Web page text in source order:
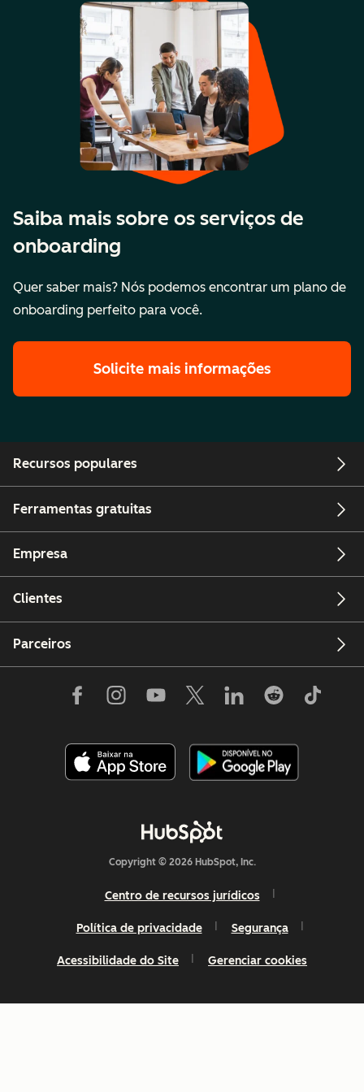
Saiba mais sobre os serviços de
onboarding
Quer saber mais? Nós podemos encontrar um plano de
onboarding perfeito para você.
Solicite mais informações
Recursos populares
Ferramentas gratuitas
Empresa
Clientes
Parceiros
Copyright © 2026 HubSpot, Inc.
Centro de recursos jurídicos
Política de privacidade Segurança
Acessibilidade do Site Gerenciar cookies